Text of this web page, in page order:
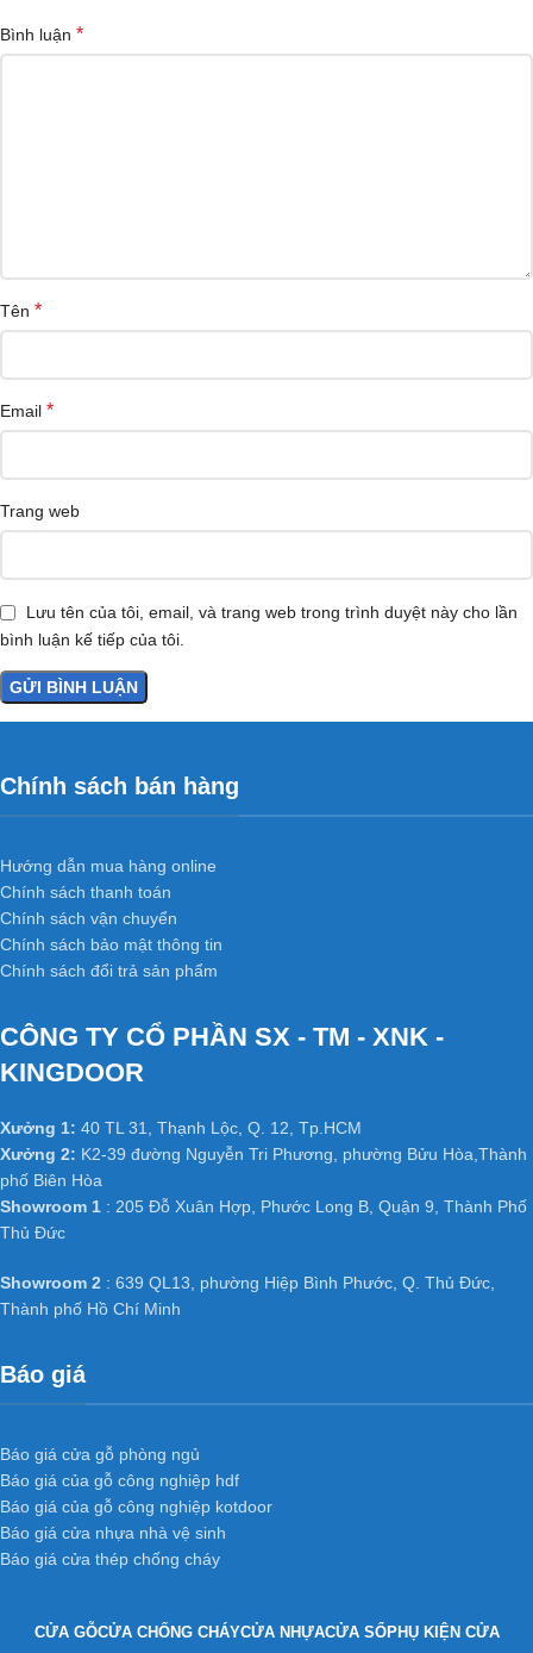
Bình luận *
Tên *
Email *
Trang web
Lưu tên của tôi, email, và trang web trong trình duyệt này cho lần
bình luận kế tiếp của tôi.
Chính sách bán hàng
Hướng dẫn mua hàng online
Chính sách thanh toán
Chính sách vận chuyển
Chính sách bảo mật thông tin
Chính sách đổi trả sản phẩm
CÔNG TY CỔ PHẦN SX - TM - XNK -
KINGDOOR
Xưởng 1: 40 TL 31, Thạnh Lộc, Q. 12, Tp.HCM
Xưởng 2: K2-39 đường Nguyễn Tri Phương, phường Bửu Hòa,Thành
phố Biên Hòa
Showroom 1 : 205 Đỗ Xuân Hợp, Phước Long B, Quận 9, Thành Phố
Thủ Đức
Showroom 2 : 639 QL13, phường Hiệp Bình Phước, Q. Thủ Đức,
Thành phố Hồ Chí Minh
Báo giá
Báo giá cửa gỗ phòng ngủ
Báo giá của gỗ công nghiệp hdf
Báo giá của gỗ công nghiệp kotdoor
Báo giá cửa nhựa nhà vệ sinh
Báo giá cửa thép chống cháy
CỬA GỖCỬA CHỐNG CHÁYCỬA NHỰACỬA SỔPHỤ KIỆN CỬA